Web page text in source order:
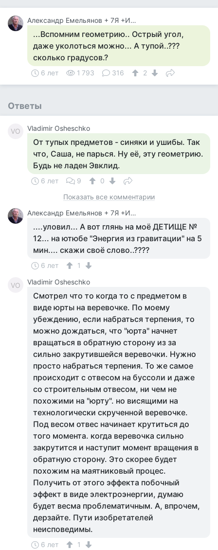
Александр Емельянов + 7Я +Инструктор Туризма
...Вспомним геометрию.. Острый угол,
даже уколоться можно... А тупой..???
сколько градусов.?
6 лет 1 793 316 2
Ответы
VO Vladimir Osheschko
От тупых предметов - синяки и ушибы. Так
что, Саша, не парься. Ну её, эту геометрию.
Будь не ладен Эвклид.
6 лет 9
0
Показать все комментарии
Александр Емельянов + 7Я +Инструктор Туризма
....уловил... А вот глянь на моё ДЕТИЩЕ №
12... на ютюбе "Энергия из гравитации" на 5
мин.... скажи своё слово..????
6 лет 1
VO Vladimir Osheschko
Смотрел что то когда то с предметом в
виде юрты на веревочке. По моему
убеждению, если набраться терпения, то
можно дождаться, что "юрта" начнет
вращаться в обратную сторону из за
сильно закрутившейся веревочки. Нужно
просто набраться терпения. То же самое
происходит с отвесом на буссоли и даже
со строительным отвесом, ни чем не
похожими на "юрту". но висящими на
технологически скрученной веревочке.
Под весом отвес начинает крутиться до
того момента. когда веревочка сильно
закрутится и наступит момент вращения в
обратную сторону. Это скорее будет
похожим на маятниковый процес.
Получить от этого эффекта побочный
эффект в виде электроэнергии, думаю
будет весма проблематичным. А, впрочем,
дерзайте. Пути изобретателей
неисповедимы.
6 лет
1